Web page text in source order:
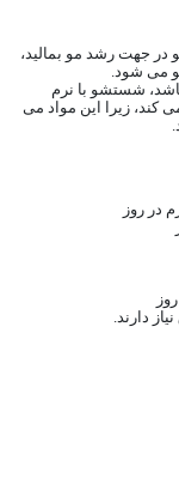
در جهت رشد مو بمالید،
می شود.
شستشو با نرم
کند، زیرا این مواد می